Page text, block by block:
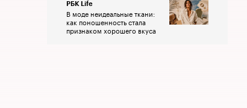
РБК Life
В моде неидеальные ткани:
как поношенность стала
признаком хорошего вкуса